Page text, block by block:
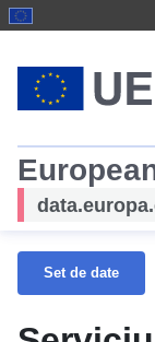
Set de date